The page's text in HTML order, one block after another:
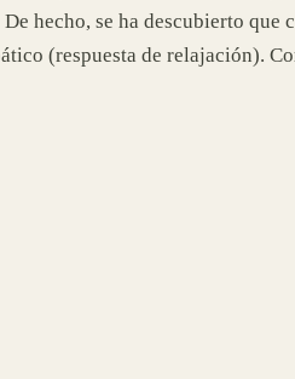
hecho, se ha descubierto que
(respuesta de relajación).